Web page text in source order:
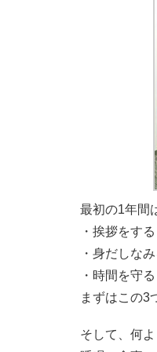
最初の1年間
・挨拶をする
・身だしな
・時間を守る
まずはこの3
そして、何